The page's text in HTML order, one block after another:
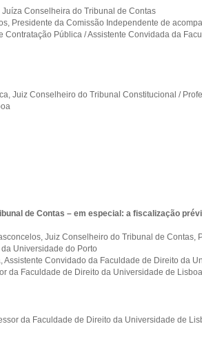
Juíza Conselheira do Tribunal de Contas
Presidente da Comissão Independente de
Contratação Pública / Assistente Convidada da
Juiz Conselheiro do Tribunal Constitucional /
de Contas – em especial: a fiscalização
Juiz Conselheiro do Tribunal de Contas,
Universidade do Porto
Assistente Convidado da Faculdade de Direito da
da Faculdade de Direito da Universidade de Lisboa
da Faculdade de Direito da Universidade de